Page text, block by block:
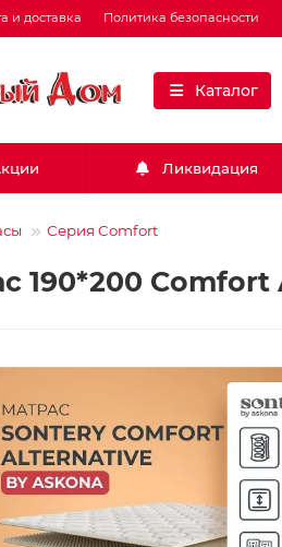
и доставка Политика безопасности
Каталог
Ликвидация
Серия Comfort
190*200